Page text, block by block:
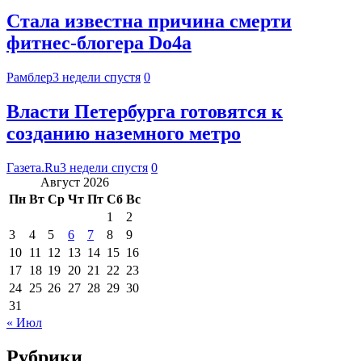
Стала известна причина смерти
фитнес-блогера Do4а
Рамблер3 недели спустя 0
Власти Петербурга готовятся к
созданию наземного метро
Газета.Ru3 недели спустя 0
Август 2026
Пн Вт Ср Чт Пт Сб Вс
1
2
3
4 5 6 7 8
9
10 11 12 13 14 15 16
17 18 19 20 21 22 23
24 25 26 27 28 29 30
31
« Июл
Рубрики